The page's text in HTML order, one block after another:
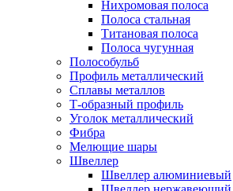
Нихромовая полоса
Полоса стальная
Титановая полоса
Полоса чугунная
Полособульб
Профиль металлический
Сплавы металлов
Т-образный профиль
Уголок металлический
Фибра
Мелющие шары
Швеллер
Швеллер алюминиевый